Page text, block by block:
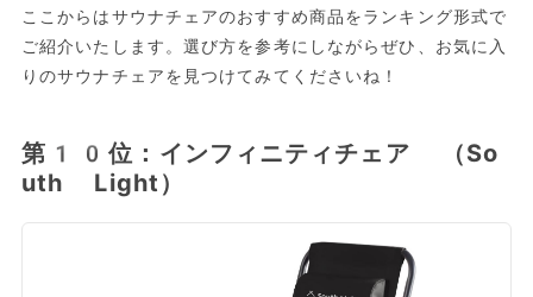
ここからはサウナチェアのおすすめ商品をランキング形式で
ご紹介いたします。選び方を参考にしながらぜひ、お気に入
りのサウナチェアを見つけてみてくださいね！
第10位：インフィニティチェア （So
uth Light）